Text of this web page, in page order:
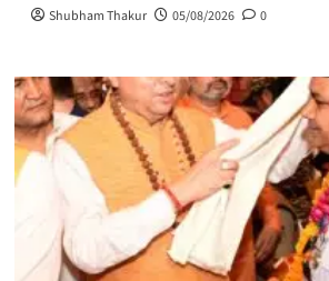
Shubham Thakur 05/08/2026 0